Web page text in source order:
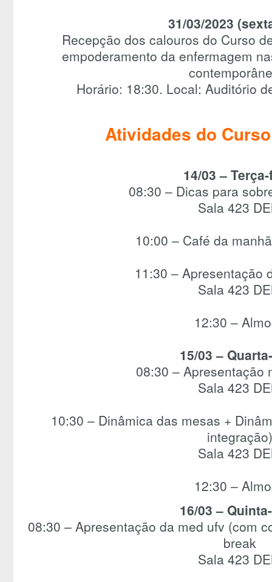
31/03/2023
Recepção dos calouros do Curso
empoderamento da enfermagem
Horário: 18:30. Local: Auditório
Atividades do
14/03 –
08:30 – Dicas para
Sala 423
10:00 – Café da
11:30 – Apresentação
Sala 423
12:30 –
15/03 –
08:30 – Apresentação
Sala 423
10:30 – Dinâmica das mesas +
integração)
Sala 423
12:30 –
16/03 –
08:30 – Apresentação da med ufv (com
break
Sala 423